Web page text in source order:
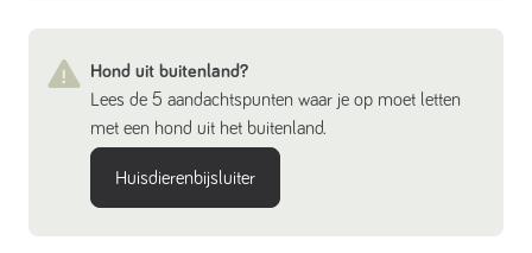
Hond uit buitenland?
Lees de 5 aandachtspunten waar je op moet letten
met een hond uit het buitenland.
Huisdierenbijsluiter